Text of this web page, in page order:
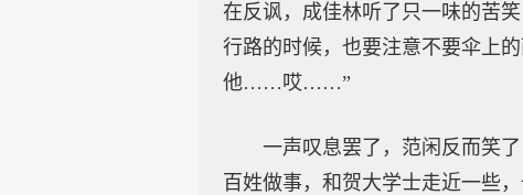
在反讽，成佳林听了只一味的苦
行路的时候，也要注意不要伞上
他……哎……”
一声叹息罢了，范闲反而笑
百姓做事，和贺大学士走近一些